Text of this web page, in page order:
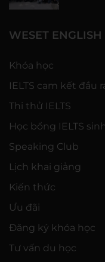
WESET ENGLISH
Khóa học
IELTS cam kết đầu
Thi thử IELTS
Học bổng IELTS
Speaking Club
Lịch khai giảng
Kiến thức
Ưu đãi
Đăng ký khóa học
Tư vấn du học